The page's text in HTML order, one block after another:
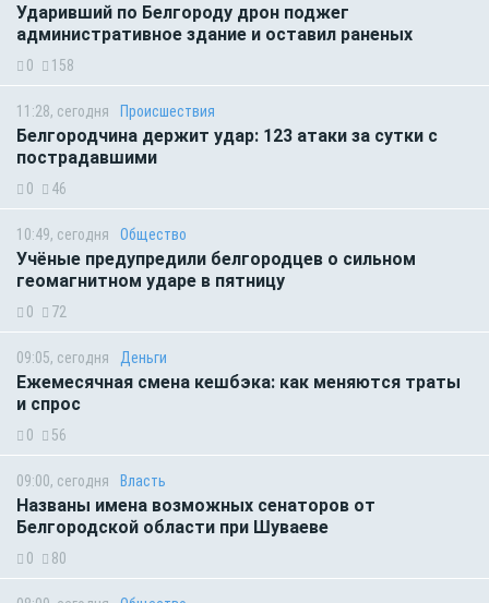
Ударивший по Белгороду дрон поджег
административное здание и оставил раненых
0 158
11:28, сегодня Происшествия
Белгородчина держит удар: 123 атаки за сутки с
пострадавшими
0 46
10:49, сегодня Общество
Учёные предупредили белгородцев о сильном
геомагнитном ударе в пятницу
0 72
09:05, сегодня Деньги
Ежемесячная смена кешбэка: как меняются траты
и спрос
0 56
09:00, сегодня Власть
Названы имена возможных сенаторов от
Белгородской области при Шуваеве
0 80